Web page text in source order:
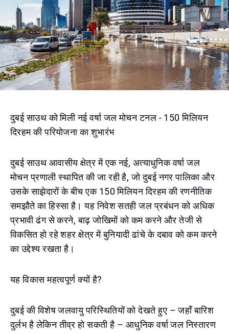
दुबई साउथ को मिली नई वर्षा जल मोचन टनल - 150 मिलियन
दिरहम की परियोजना का शुभारंभ
दुबई साउथ आवासीय क्षेत्र में एक नई, अत्याधुनिक वर्षा जल
मोचन प्रणाली स्थापित की जा रही है, जो दुबई नगर पालिका और
उसके साझेदारों के बीच एक 150 मिलियन दिरहम की रणनीतिक
समझौते का हिस्सा है। यह निवेश सतही जल प्रबंधन को अधिक
प्रभावी ढंग से करने, बाढ़ जोखिमों को कम करने और तेजी से
विकसित हो रहे शहर क्षेत्र में बुनियादी ढांचे के दबाव को कम करने
का उद्देश्य रखता है।
यह विकास महत्वपूर्ण क्यों है?
दुबई की विशेष जलवायु परिस्थितियों को देखते हुए – जहाँ बारिश
दुर्लभ है लेकिन तीव्र हो सकती है – आधुनिक वर्षा जल निस्तारण